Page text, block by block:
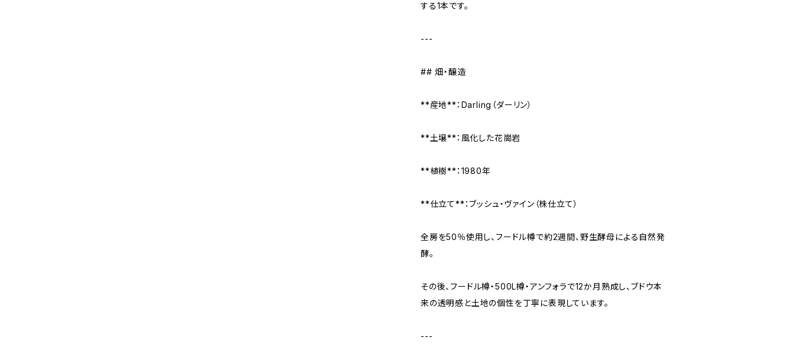
する1本です。
---
## 畑・醸造
**産地**：Darling（ダーリン）
**土壌**：風化した花崗岩
**植樹**：1980年
**仕立て**：ブッシュ・ヴァイン（株仕立て）
全房を50％使用し、フードル樽で約2週間、野生酵母による自然発
酵。
その後、フードル樽・500L樽・アンフォラで12か月熟成し、ブドウ本
来の透明感と土地の個性を丁寧に表現しています。
---